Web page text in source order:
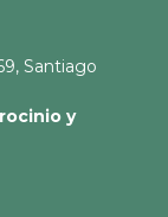
Santiago
y